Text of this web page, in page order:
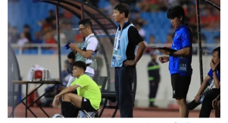
Phòng mạch online
Ăn sạch sống khỏe